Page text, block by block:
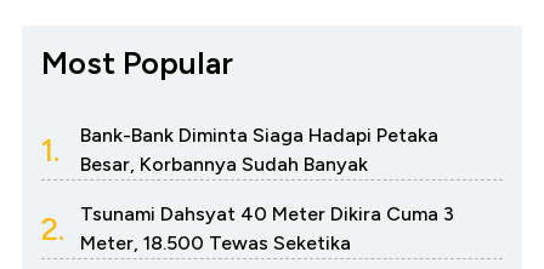
Most Popular
1.
Bank-Bank Diminta Siaga Hadapi Petaka
Besar, Korbannya Sudah Banyak
2.
Tsunami Dahsyat 40 Meter Dikira Cuma 3
Meter, 18.500 Tewas Seketika